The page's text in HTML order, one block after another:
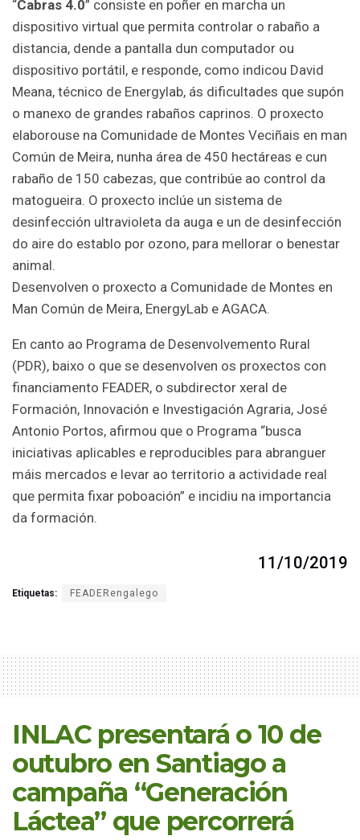
“Cabras 4.0” consiste en poñer en marcha un
dispositivo virtual que permita controlar o rabaño a
distancia, dende a pantalla dun computador ou
dispositivo portátil, e responde, como indicou David
Meana, técnico de Energylab, ás dificultades que supón
o manexo de grandes rabaños caprinos. O proxecto
elaborouse na Comunidade de Montes Veciñais en man
Común de Meira, nunha área de 450 hectáreas e cun
rabaño de 150 cabezas, que contribúe ao control da
matogueira. O proxecto inclúe un sistema de
desinfección ultravioleta da auga e un de desinfección
do aire do establo por ozono, para mellorar o benestar
animal.
Desenvolven o proxecto a Comunidade de Montes en
Man Común de Meira, EnergyLab e AGACA.
En canto ao Programa de Desenvolvemento Rural
(PDR), baixo o que se desenvolven os proxectos con
financiamento FEADER, o subdirector xeral de
Formación, Innovación e Investigación Agraria, José
Antonio Portos, afirmou que o Programa “busca
iniciativas aplicables e reproducibles para abranguer
máis mercados e levar ao territorio a actividade real
que permita fixar poboación” e incidiu na importancia
da formación.
11/10/2019
Etiquetas: FEADERengalego
INLAC presentará o 10 de
outubro en Santiago a
campaña “Generación
Láctea” que percorrerá